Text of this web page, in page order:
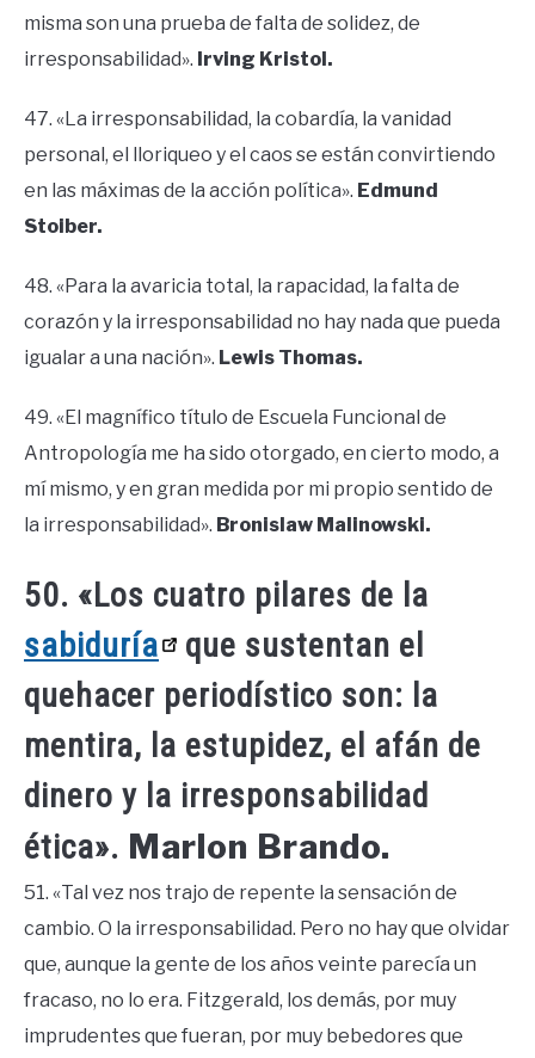
misma son una prueba de falta de solidez, de
irresponsabilidad». Irving Kristol.
47. «La irresponsabilidad, la cobardía, la vanidad
personal, el lloriqueo y el caos se están convirtiendo
en las máximas de la acción política». Edmund
Stoiber.
48. «Para la avaricia total, la rapacidad, la falta de
corazón y la irresponsabilidad no hay nada que pueda
igualar a una nación». Lewis Thomas.
49. «El magnífico título de Escuela Funcional de
Antropología me ha sido otorgado, en cierto modo, a
mí mismo, y en gran medida por mi propio sentido de
la irresponsabilidad». Bronislaw Malinowski.
50. «Los cuatro pilares de la
sabiduría
que sustentan el
quehacer periodístico son: la
mentira, la estupidez, el afán de
dinero y la irresponsabilidad
ética». Marlon Brando.
51. «Tal vez nos trajo de repente la sensación de
cambio. O la irresponsabilidad. Pero no hay que olvidar
que, aunque la gente de los años veinte parecía un
fracaso, no lo era. Fitzgerald, los demás, por muy
imprudentes que fueran, por muy bebedores que